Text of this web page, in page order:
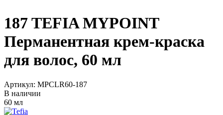
187 TEFIA MYPOINT
Перманентная крем-краска
для волос, 60 мл
Артикул: MPCLR60-187
В наличии
60 мл